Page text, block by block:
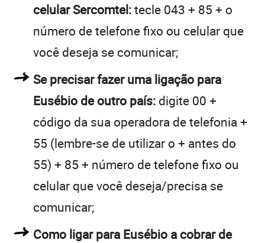
celular Sercomtel:tecle 043 + 85 + o
número de telefone fixo ou celular que
você deseja se comunicar;
Se precisar fazer uma ligação para
Eusébio de outro país: digite 00 +
código da sua operadora de telefonia +
55 (lembre-se de utilizar o + antes do
55) + 85 + número de telefone fixo ou
celular que você deseja/precisa se
comunicar;
Como ligar para Eusébio a cobrar de